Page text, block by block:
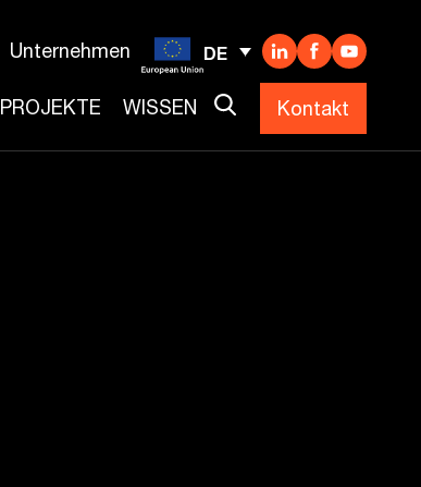
Unternehmen DE
PROJEKTE WISSEN Kontakt